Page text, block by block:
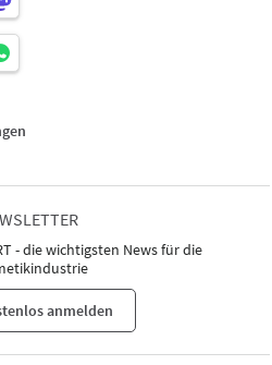
- die wichtigsten News für die
anmelden